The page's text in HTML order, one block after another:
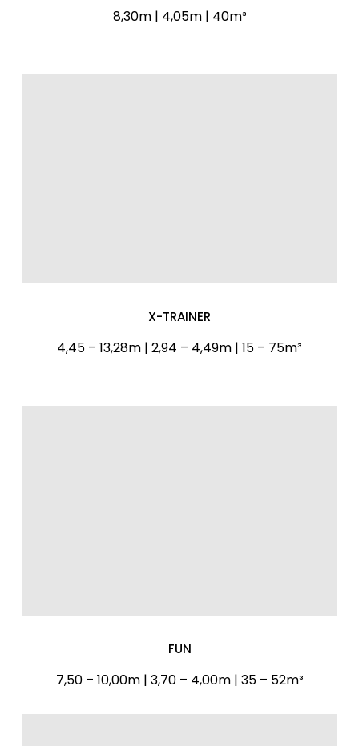
8,30m | 4,05m | 40m³
X-TRAINER
4,45 – 13,28m | 2,94 – 4,49m | 15 – 75m³
FUN
7,50 – 10,00m | 3,70 – 4,00m | 35 – 52m³